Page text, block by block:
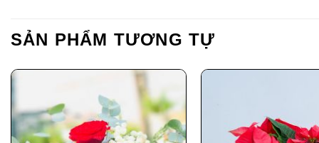
SẢN PHẨM TƯƠNG TỰ